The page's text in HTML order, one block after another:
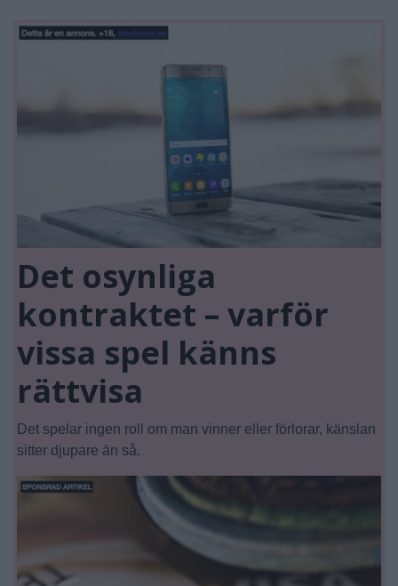
Det osynliga
kontraktet – varför
vissa spel känns
rättvisa
Det spelar ingen roll om man vinner eller förlorar, känslan
sitter djupare än så.